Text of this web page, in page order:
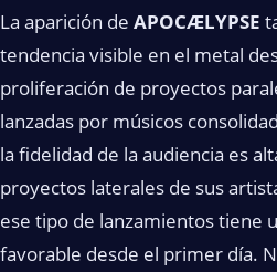
La aparición de APOCÆLYPSE
tendencia visible en el metal
proliferación de proyectos
lanzadas por músicos
la fidelidad de la audiencia es
proyectos laterales de sus
ese tipo de lanzamientos tiene
favorable desde el primer día.